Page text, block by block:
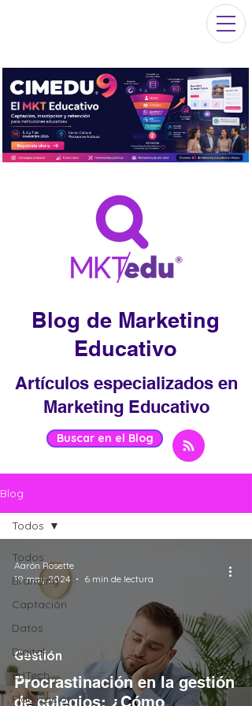
Blog de Marketing
Educativo
Artículos especializados en
Marketing Educativo
Buscar en el Blog
Blog
Todos
Branding
Captación
Datos
Digital
EdTech
Fidelización
Todos
Procrastinación en la gestión
de colegios: ¿Cómo
Gestión
Aarón Rosette
19 may 2024
6 min de lectura